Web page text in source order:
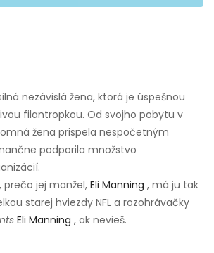
nezávislá žena, ktorá je úspešnou
filantropkou. Od svojho pobytu v
žena prispela nespočetným
podporila množstvo
prečo jej manžel, Eli Manning , má ju tak
starej hviezdy NFL a rozohrávačky
Eli Manning , ak nevieš.